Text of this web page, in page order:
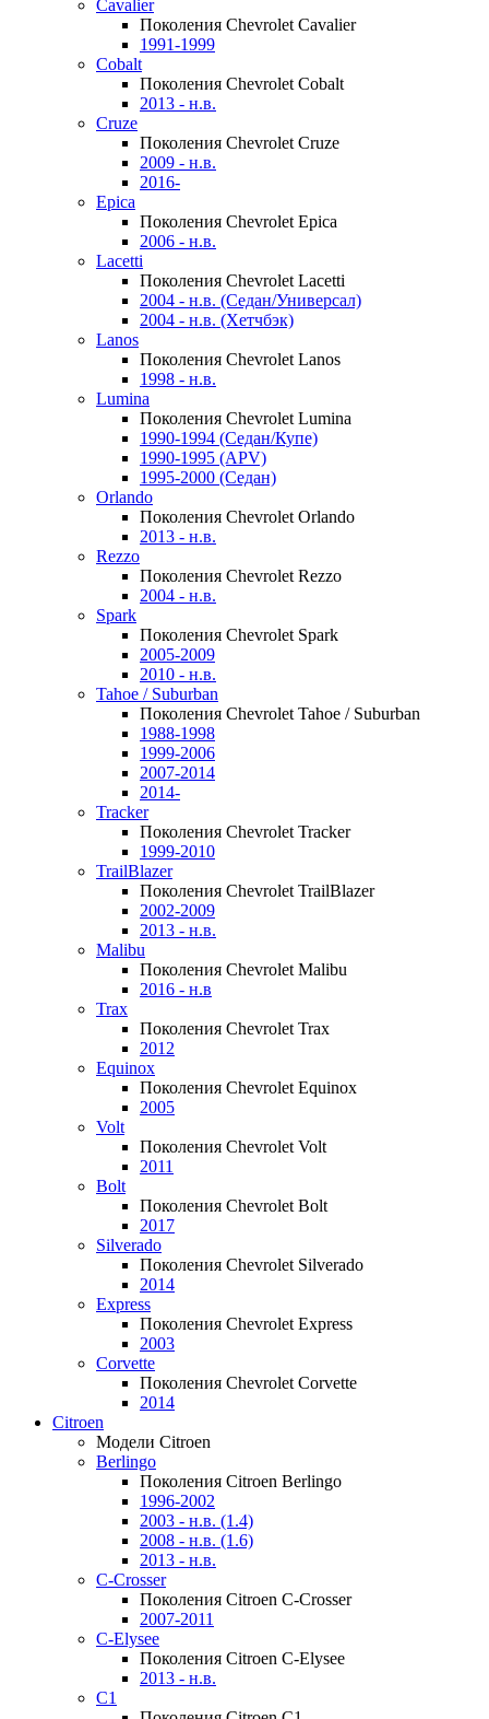
Cavalier
Поколения Chevrolet Cavalier
1991-1999
Cobalt
Поколения Chevrolet Cobalt
2013 - н.в.
Cruze
Поколения Chevrolet Cruze
2009 - н.в.
2016-
Epica
Поколения Chevrolet Epica
2006 - н.в.
Lacetti
Поколения Chevrolet Lacetti
2004 - н.в. (Седан/Универсал)
2004 - н.в. (Хетчбэк)
Lanos
Поколения Chevrolet Lanos
1998 - н.в.
Lumina
Поколения Chevrolet Lumina
1990-1994 (Седан/Купе)
1990-1995 (APV)
1995-2000 (Седан)
Orlando
Поколения Chevrolet Orlando
2013 - н.в.
Rezzo
Поколения Chevrolet Rezzo
2004 - н.в.
Spark
Поколения Chevrolet Spark
2005-2009
2010 - н.в.
Tahoe / Suburban
Поколения Chevrolet Tahoe / Suburban
1988-1998
1999-2006
2007-2014
2014-
Tracker
Поколения Chevrolet Tracker
1999-2010
TrailBlazer
Поколения Chevrolet TrailBlazer
2002-2009
2013 - н.в.
Malibu
Поколения Chevrolet Malibu
2016 - н.в
Trax
Поколения Chevrolet Trax
2012
Equinox
Поколения Chevrolet Equinox
2005
Volt
Поколения Chevrolet Volt
2011
Bolt
Поколения Chevrolet Bolt
2017
Silverado
Поколения Chevrolet Silverado
2014
Express
Поколения Chevrolet Express
2003
Corvette
Поколения Chevrolet Corvette
2014
Citroen
Модели Citroen
Berlingo
Поколения Citroen Berlingo
1996-2002
2003 - н.в. (1.4)
2008 - н.в. (1.6)
2013 - н.в.
C-Crosser
Поколения Citroen C-Crosser
2007-2011
C-Elysee
Поколения Citroen C-Elysee
2013 - н.в.
C1